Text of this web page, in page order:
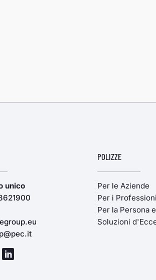
unico
POLIZZE
Per le Aziende
Per i
Per la Persona
Soluzioni